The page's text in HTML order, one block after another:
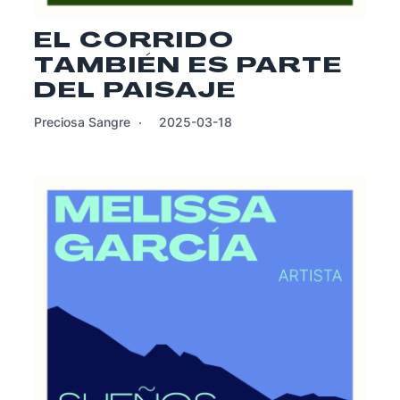
EL CORRIDO
TAMBIÉN ES PARTE
DEL PAISAJE
Preciosa Sangre 2025-03-18